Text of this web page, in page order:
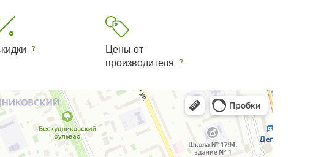
Цены от
производителя